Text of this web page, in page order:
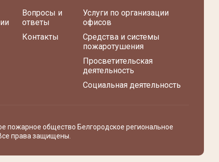
Вопросы и
ответы
Контакты
Услуги по организации
офисов
Средства и системы
пожаротушения
Просветительская
деятельность
Социальная деятельность
пожарное общество Белгородское региональное
права защищены.